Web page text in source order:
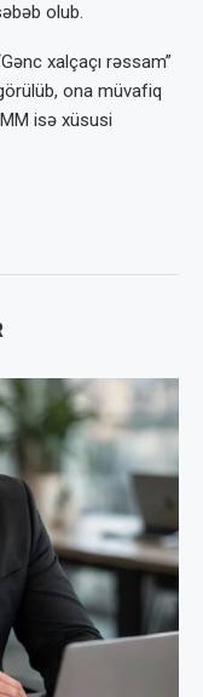
olub.
xalçaçı rəssam”
ona müvafiq
isə xüsusi